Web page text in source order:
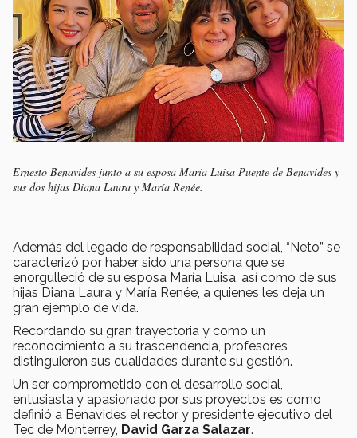
Ernesto Benavides junto a su esposa María Luisa Puente de Benavides y
sus dos hijas Diana Laura y María Renée.
Además del legado de responsabilidad social, “Neto” se
caracterizó por haber sido una persona que se
enorgulleció de su esposa María Luisa, así como de sus
hijas Diana Laura y María Renée, a quienes les deja un
gran ejemplo de vida.
Recordando su gran trayectoria y como un
reconocimiento a su trascendencia, profesores
distinguieron sus cualidades durante su gestión.
Un ser comprometido con el desarrollo social,
entusiasta y apasionado por sus proyectos es como
definió a Benavides el rector y presidente ejecutivo del
Tec de Monterrey, David Garza Salazar.